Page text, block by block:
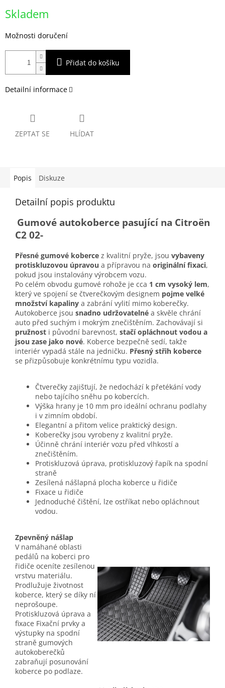
cena:
Skladem
Možnosti doručení
Přidat do košíku
Detailní informace
ZEPTAT SE HLÍDAT
Popis Diskuze
Detailní popis produktu
Gumové autokoberce pasující na Citroën
C2 02-
Přesné gumové koberce z kvalitní pryže, jsou vybaveny
protiskluzovou úpravou a přípravou na originální fixaci,
pokud jsou instalovány výrobcem vozu.
Po celém obvodu gumové rohože je cca 1 cm vysoký lem,
který ve spojení se čtverečkovým designem pojme velké
množství kapaliny a zabrání vylití mimo koberečky.
Autokoberce jsou snadno udržovatelné a skvěle chrání
auto před suchým i mokrým znečištěním. Zachovávají si
pružnost i původní barevnost, stačí opláchnout vodou a
jsou zase jako nové. Koberce bezpečně sedí, takže
interiér vypadá stále na jedničku. Přesný střih koberce
se přizpůsobuje konkrétnímu typu vozidla.
Čtverečky zajišťují, že nedochází k přetékání vody
nebo tajícího sněhu po kobercích.
Výška hrany je 10 mm pro ideální ochranu podlahy
i v zimním období.
Elegantní a přitom velice praktický design.
Koberečky jsou vyrobeny z kvalitní pryže.
Účinně chrání interiér vozu před vlhkostí a
znečištěním.
Protiskluzová úprava, protiskluzový řapík na spodní
straně
Zesílená nášlapná plocha koberce u řidiče
Fixace u řidiče
Jednoduché čištění, lze ostříkat nebo opláchnout
vodou.
Zpevněný nášlap
V namáhané oblasti
pedálů na koberci pro
řidiče oceníte zesílenou
vrstvu materiálu.
Prodlužuje životnost
koberce, který se díky ní
neprošoupe.
Protiskluzová úprava a
fixace Fixační prvky a
výstupky na spodní
straně gumových
autokoberečků
zabraňují posunování
koberce po podlaze.